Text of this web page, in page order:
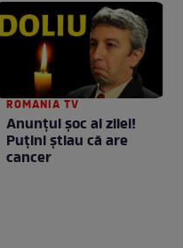
ROMANIA TV
Anunţul şoc al zilei!
Puţini ştiau că are
cancer